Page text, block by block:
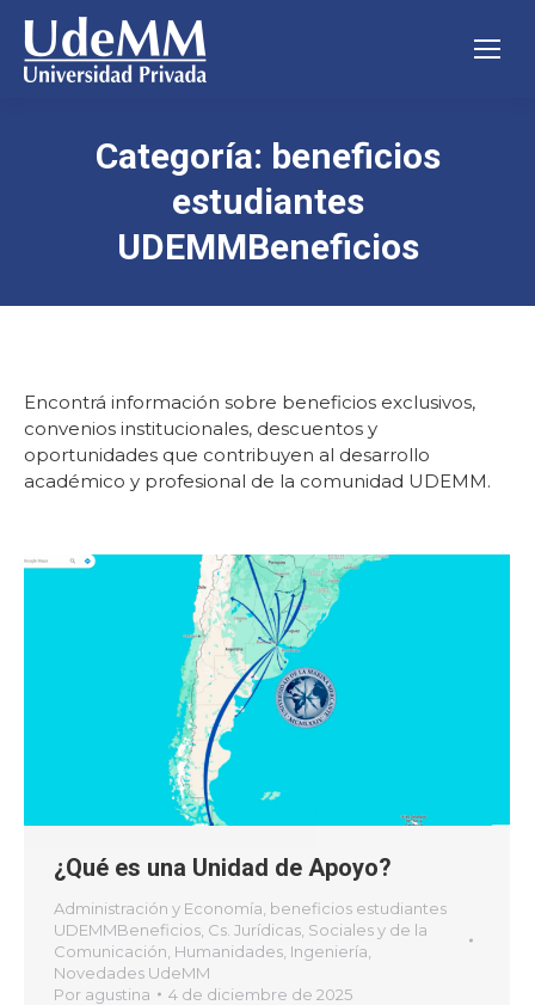
Categoría: beneficios
estudiantes
UDEMMBeneficios
Encontrá información sobre beneficios exclusivos,
convenios institucionales, descuentos y
oportunidades que contribuyen al desarrollo
académico y profesional de la comunidad UDEMM.
¿Qué es una Unidad de Apoyo?
Administración y Economía beneficios estudiantes
UDEMMBeneficios Cs. Jurídicas, Sociales y de la
Comunicación Humanidades Ingeniería
Novedades UdeMM
Por agustina 4 de diciembre de 2025